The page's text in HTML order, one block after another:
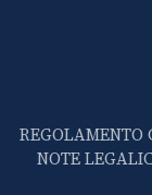
REGOLAMENTO
NOTE LEGALI